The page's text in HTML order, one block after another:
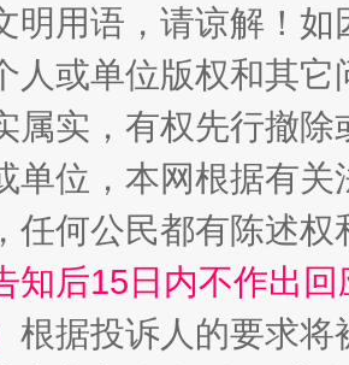
建安的艺术幻境
明用语，请谅解！
人或单位版权和其它
属实，有权先行撤
单位，本网根据有
任何公民都有陈述
知后15日内不作出
根据投诉人的要求将